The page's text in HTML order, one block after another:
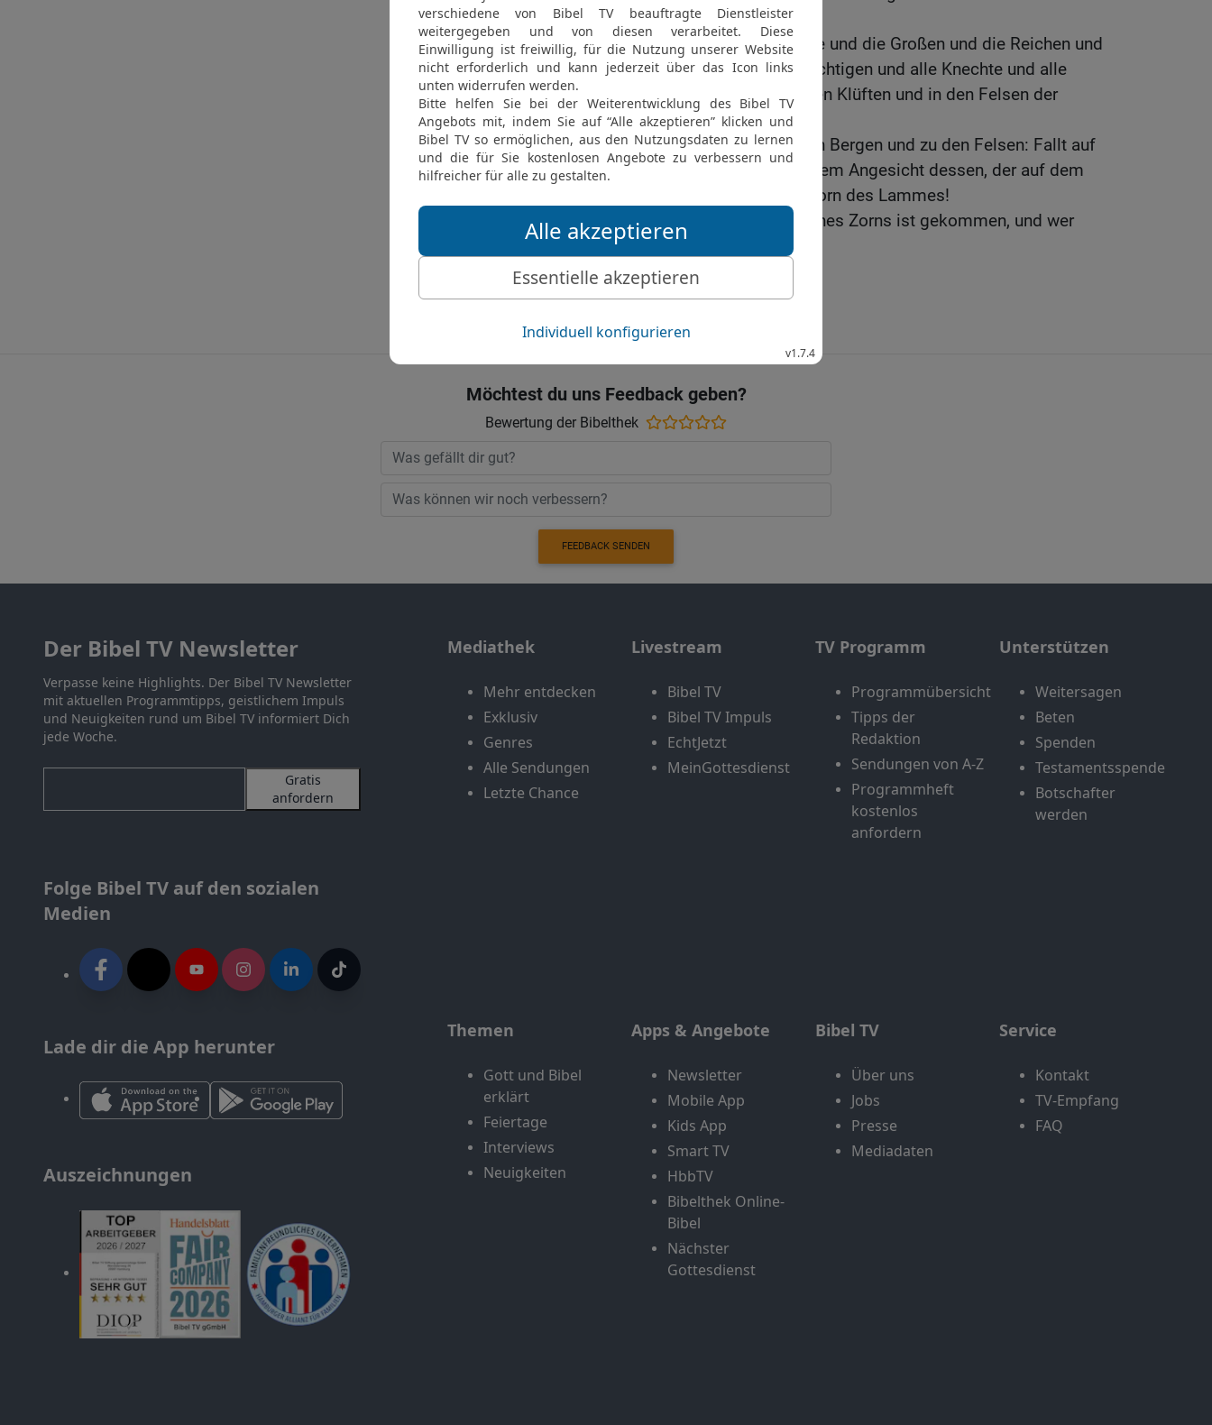
ihrem Ort weggerückt.
15 Und die Könige der Erde und die Großen und die Reichen und
die Heerführer und die Mächtigen und alle Knechte und alle
Freien verbargen sich in den Klüften und in den Felsen der
Berge,
16 und sie sprachen zu den Bergen und zu den Felsen: Fallt auf
uns und verbergt uns vor dem Angesicht dessen, der auf dem
Thron sitzt, und vor dem Zorn des Lammes!
Denn der große Tag seines Zorns ist gekommen, und wer
kann bestehen?
© 2000 Genfer Bibelgesellschaft
Möchtest du uns Feedback geben?
Bewertung der Bibelthek
FEEDBACK SENDEN
Der Bibel TV Newsletter
Verpasse keine Highlights. Der Bibel TV Newsletter
mit aktuellen Programmtipps, geistlichem Impuls
und Neuigkeiten rund um Bibel TV informiert Dich
jede Woche.
Gratis
anfordern
Folge Bibel TV auf den sozialen
Medien
Lade dir die App herunter
Auszeichnungen
Mediathek
Mehr entdecken
Exklusiv
Genres
Alle Sendungen
Letzte Chance
Livestream
Bibel TV
Bibel TV Impuls
EchtJetzt
MeinGottesdienst
TV Programm
Programmübersicht
Tipps der
Redaktion
Sendungen von A-Z
Programmheft
kostenlos
anfordern
Unterstützen
Weitersagen
Beten
Spenden
Testamentsspende
Botschafter
werden
Themen
Gott und Bibel
erklärt
Feiertage
Interviews
Neuigkeiten
Apps & Angebote
Newsletter
Mobile App
Kids App
Smart TV
HbbTV
Bibelthek Online-
Bibel
Nächster
Gottesdienst
Bibel TV
Über uns
Jobs
Presse
Mediadaten
Service
Kontakt
TV-Empfang
FAQ